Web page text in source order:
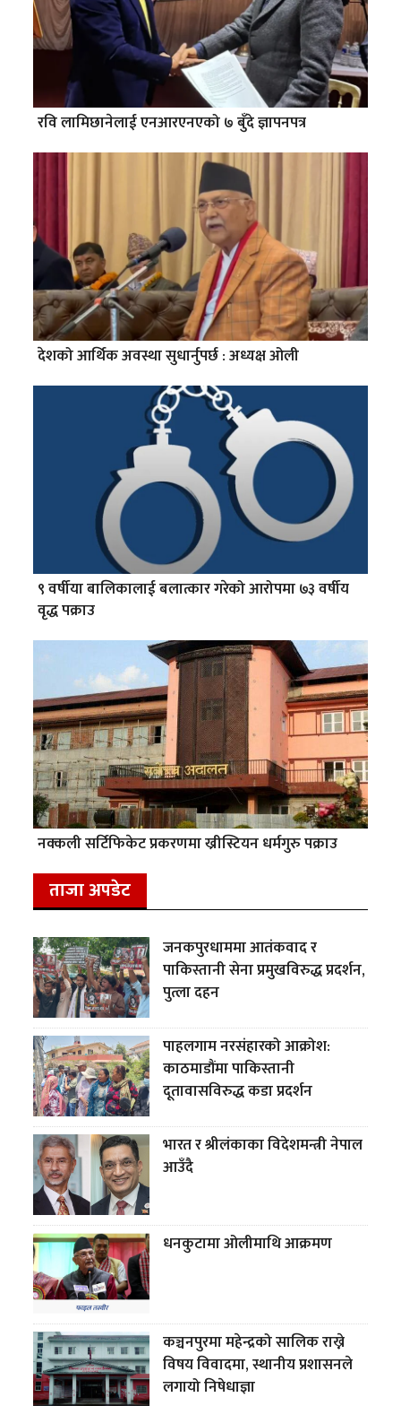
रवि लामिछानेलाई एनआरएनएको ७ बुँदे ज्ञापनपत्र
देशको आर्थिक अवस्था सुधार्नुपर्छ : अध्यक्ष ओली
९ वर्षीया बालिकालाई बलात्कार गरेको आरोपमा ७३ वर्षीय
वृद्ध पक्राउ
नक्कली सर्टिफिकेट प्रकरणमा ख्रीस्टियन धर्मगुरु पक्राउ
ताजा अपडेट
जनकपुरधाममा आतंकवाद र
पाकिस्तानी सेना प्रमुखविरुद्ध प्रदर्शन,
पुत्ला दहन
पाहलगाम नरसंहारको आक्रोश:
काठमाडौंमा पाकिस्तानी
दूतावासविरुद्ध कडा प्रदर्शन
भारत र श्रीलंकाका विदेशमन्त्री नेपाल
आउँदै
धनकुटामा ओलीमाथि आक्रमण
कञ्चनपुरमा महेन्द्रको सालिक राख्ने
विषय विवादमा, स्थानीय प्रशासनले
लगायो निषेधाज्ञा